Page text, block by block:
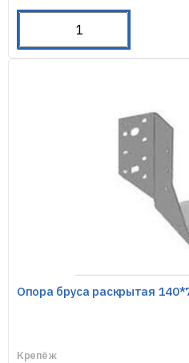
Опора бруса раскрытая
Крепёж